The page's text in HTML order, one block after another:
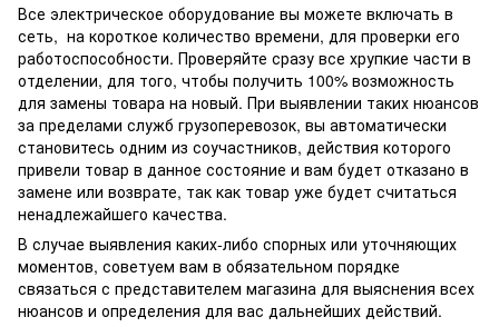
Все электрическое оборудование вы можете включать в
сеть, на короткое количество времени, для проверки его
работоспособности. Проверяйте сразу все хрупкие части в
отделении, для того, чтобы получить 100% возможность
для замены товара на новый. При выявлении таких нюансов
за пределами служб грузоперевозок, вы автоматически
становитесь одним из соучастников, действия которого
привели товар в данное состояние и вам будет отказано в
замене или возврате, так как товар уже будет считаться
ненадлежайшего качества.
В случае выявления каких-либо спорных или уточняющих
моментов, советуем вам в обязательном порядке
связаться с представителем магазина для выяснения всех
нюансов и определения для вас дальнейших действий.